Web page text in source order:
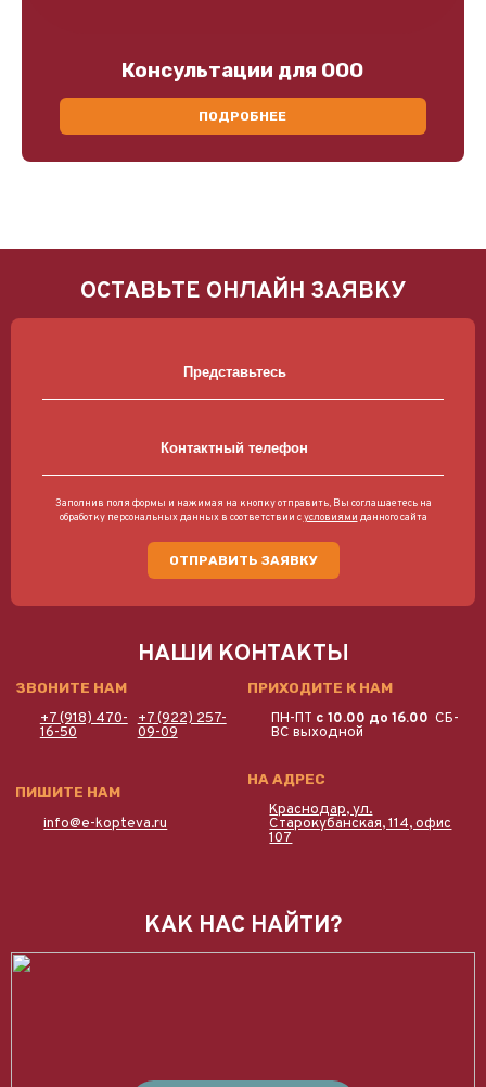
Консультации для ООО
ПОДРОБНЕЕ
ОСТАВЬТЕ ОНЛАЙН ЗАЯВКУ
Заполнив поля формы и нажимая на кнопку отправить, Вы соглашаетесь на
обработку персональных данных в соответствии сусловиями данного сайта
ОТПРАВИТЬ ЗАЯВКУ
НАШИ КОНТАКТЫ
ЗВОНИТЕ НАМ
+7 (918) 470-
16-50
+7 (922) 257-
09-09
ПРИХОДИТЕ К НАМ
ПН-ПТ с 10.00 до 16.00 СБ-
ВС выходной
ПИШИТЕ НАМ
info@e-kopteva.ru
НА АДРЕС
Краснодар, ул.
Старокубанская, 114, офис
107
КАК НАС НАЙТИ?